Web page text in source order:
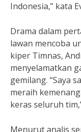
Indonesia,” kata
Drama dalam
lawan mencoba
kiper Timnas,
menyelamatkan
gemilang. “Saya
meraih
keras seluruh
Menurut analis